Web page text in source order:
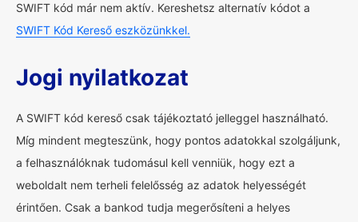
SWIFT kód már nem aktív. Kereshetsz alternatív kódot a
SWIFT Kód Kereső eszközünkkel.
Jogi nyilatkozat
A SWIFT kód kereső csak tájékoztató jelleggel használható.
Míg mindent megteszünk, hogy pontos adatokkal szolgáljunk,
a felhasználóknak tudomásul kell venniük, hogy ezt a
weboldalt nem terheli felelősség az adatok helyességét
érintően. Csak a bankod tudja megerősíteni a helyes